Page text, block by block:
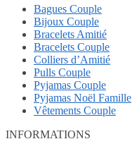
Bagues Couple
Bijoux Couple
Bracelets Amitié
Bracelets Couple
Colliers d’Amitié
Pulls Couple
Pyjamas Couple
Pyjamas Noël Famille
Vêtements Couple
INFORMATIONS